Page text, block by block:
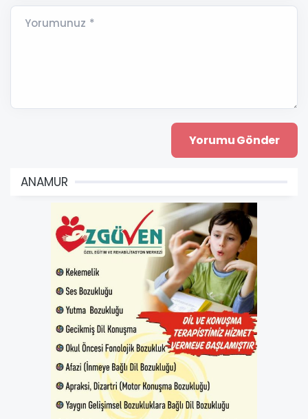
Yorumunuz *
ANAMUR